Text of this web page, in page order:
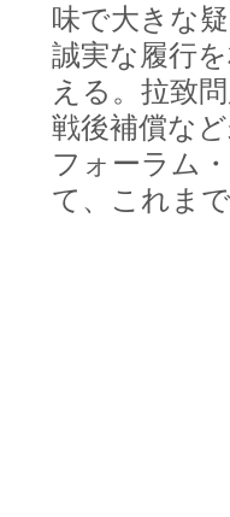
味で大きな
誠実な履行
える。拉致
戦後補償な
フォーラム
て、これま